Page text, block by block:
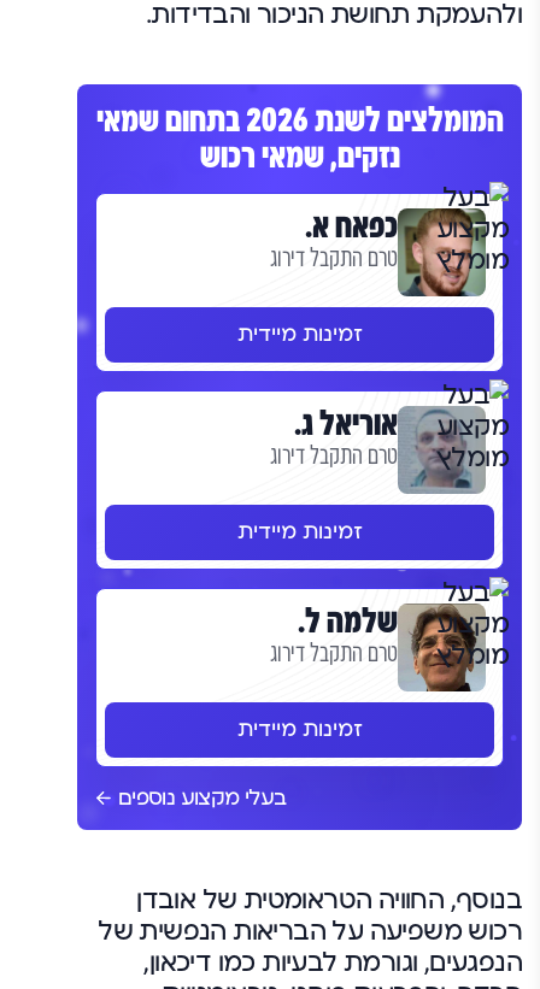
ולהעמקת תחושת הניכור והבדידות.
המומלצים לשנת 2026 בתחום שמאי
נזקים, שמאי רכוש
כפאח א.
טרם התקבל דירוג
זמינות מיידית
אוריאל ג.
טרם התקבל דירוג
זמינות מיידית
שלמה ל.
טרם התקבל דירוג
זמינות מיידית
בעלי מקצוע נוספים
בנוסף, החוויה הטראומטית של אובדן
רכוש משפיעה על הבריאות הנפשית של
הנפגעים, וגורמת לבעיות כמו דיכאון,